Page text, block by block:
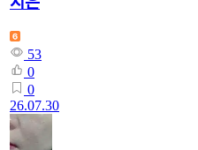
53
0
0
26.07.30